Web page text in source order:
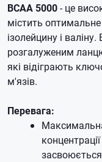
BCAA 5000- це
містить
ізолейцину і
розгалуженим
які відіграють
м'язів.
Перевага: